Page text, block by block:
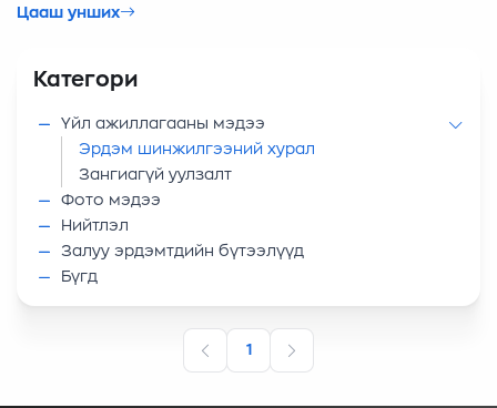
Боловсрол Шинжлэх Ухааны Яамны дэмжлэгтэйгээр
шинжилгээний байгууллагуудтай хамтран зохион
нь БСШУ-ны сайдын 2005 оны 09-р сарын 30-ны
өдрийн 305 дугаар тушаалаар батлагджээ.
Цааш унших
Категори
Үйл ажиллагааны мэдээ
Эрдэм шинжилгээний хурал
Зангиагүй уулзалт
Фото мэдээ
Нийтлэл
Залуу эрдэмтдийн бүтээлүүд
Бүгд
1